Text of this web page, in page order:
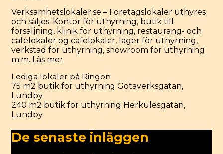
Verksamhetslokaler.se – Företagslokaler uthyres
och säljes: Kontor för uthyrning, butik till
försäljning, klinik för uthyrning, restaurang- och
cafélokaler og cafelokaler, lager för uthyrning,
verkstad för uthyrning, showroom för uthyrning
m.m. Läs mer
Categories
Lediga lokaler på Ringön
Post
navigation
75 m2 butik för uthyrning Götaverksgatan,
Lundby
240 m2 butik för uthyrning Herkulesgatan,
Lundby
De senaste inläggen